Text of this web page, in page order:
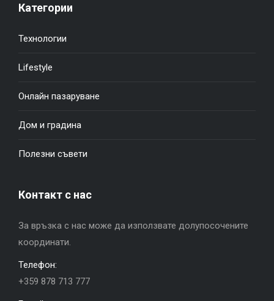
Категории
Технологии
Lifestyle
Онлайн пазаруване
Дом и градина
Полезни съвети
Контакт с нас
За връзка с нас може да използвате долупосочените
координати.
Телефон:
+359 878 713 777